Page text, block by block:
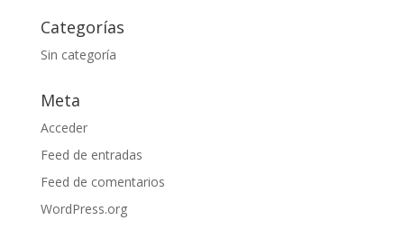
Categorías
Sin categoría
Meta
Acceder
Feed de entradas
Feed de comentarios
WordPress.org